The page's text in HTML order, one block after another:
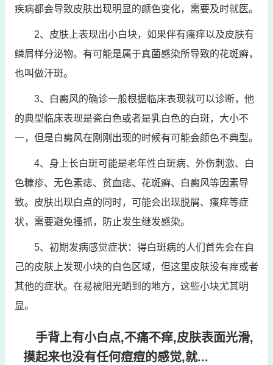
疾病都会导致皮肤出现明显的颜色变化，需要及时就医。
2、皮肤上表现出小白块，如果伴有瘙痒以及皮肤有
鳞屑样分泌物。有可能是属于真菌感染所导致的花斑癣，
也叫做汗斑。
3、白癜风的确诊一般根据临床表现就可以诊断，他
的典型临床表现是瓷白色或者是乳白色的白斑，大小不
一，但是白癜风在刚刚出现的时候有可能会颜色不典型。
4、身上长白斑可能是老年性白斑病、外伤刺激、白
色糠疹、无色素痣、贫血痣、花斑癣、白癜风等因素导
致。皮肤出现白点的同时，可能会出现脱屑、瘙痒等症
状，需要避免搔抓，防止发生继发感染。
5、初期发病感觉症状：得白斑病的人们首先会在自
己的皮肤上发现小块的白色区域，但这里皮肤没有痒或者
其他的症状。在易被阳光晒到的地方，这些小块尤其明
显。
手背上有小白点,不痛不痒,皮肤表面光滑,
摸起来也没有任何痘痘的感觉,就...